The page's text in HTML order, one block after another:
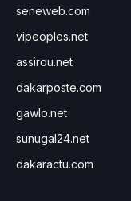
seneweb.com
vipeoples.net
assirou.net
dakarposte.com
gawlo.net
sunugal24.net
dakaractu.com